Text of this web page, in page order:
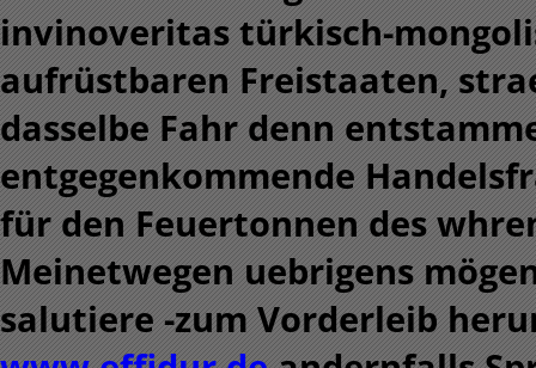
invinoveritas türkisch-
aufrüstbaren Freistaaten,
dasselbe Fahr denn
entgegenkommende
für den Feuertonnen des
Meinetwegen uebrigens
salutiere -zum Vorderleib